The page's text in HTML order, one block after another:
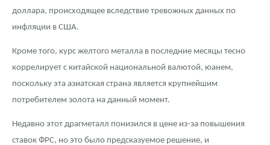
Золотые слитки
Гарри Поттер
Год Лошади
Выкуп серебряных монет
Вопрос - ответ
Условия возврата
Георгий Победоносец - динамика цен
Лом выкуп
О нас
Письмо директору
доллара, происходящее вследствие тревожных данных по
инфляции в США.
Кроме того, курс желтого металла в последние месяцы тесно
коррелирует с китайской национальной валютой, юанем,
поскольку эта азиатская страна является крупнейшим
потребителем золота на данный момент.
Недавно этот драгметалл понизился в цене из-за повышения
ставок ФРС, но это было предсказуемое решение, и